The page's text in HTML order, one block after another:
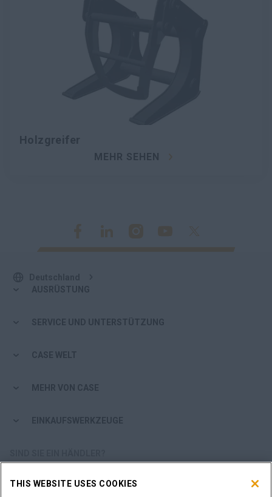
Holzgreifer
MEHR SEHEN
AUSRÜSTUNG
SERVICE UND UNTERSTÜTZUNG
CASE WELT
MEHR VON CASE
EINKAUFSWERKZEUGE
HÄNDLER-LOGIN
THIS WEBSITE USES COOKIES